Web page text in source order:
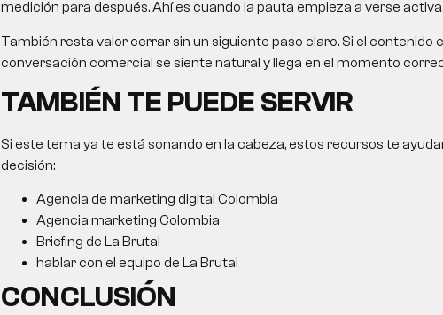
medición para después. Ahí es cuando la pauta empieza a verse
También resta valor cerrar sin un siguiente paso claro. Si el contenido
conversación comercial se siente natural y llega en el momento
TAMBIÉN TE PUEDE SERVIR
Si este tema ya te está sonando en la cabeza, estos recursos te
decisión:
Agencia de marketing digital Colombia
Agencia marketing Colombia
Briefing de La Brutal
hablar con el equipo de La Brutal
CONCLUSIÓN